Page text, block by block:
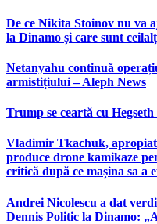
De ce Nikita Stoinov nu va
la Dinamo și care sunt
Netanyahu continuă
armistițiului – Aleph News
Trump se ceartă cu
Vladimir Tkachuk, apropiat
produce drone kamikaze
critică după ce mașina sa a
Andrei Nicolescu a dat
Dennis Politic la Dinamo: